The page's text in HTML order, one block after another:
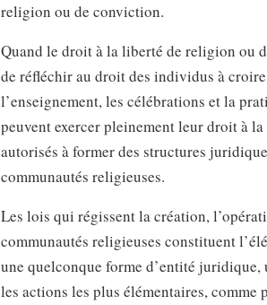
religion ou de conviction.
Quand le droit à la liberté de religion ou
de réfléchir au droit des individus à
l’enseignement, les célébrations et la
peuvent exercer pleinement leur droit à
autorisés à former des structures
communautés religieuses.
Les lois qui régissent la création,
communautés religieuses constituent
une quelconque forme d’entité juridique,
les actions les plus élémentaires,